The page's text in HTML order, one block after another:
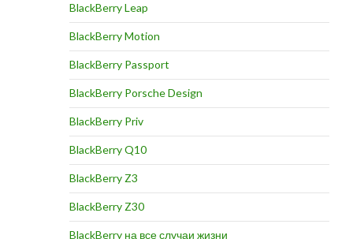
BlackBerry Leap
BlackBerry Motion
BlackBerry Passport
BlackBerry Porsche Design
BlackBerry Priv
BlackBerry Q10
BlackBerry Z3
BlackBerry Z30
BlackBerry на все случаи жизни